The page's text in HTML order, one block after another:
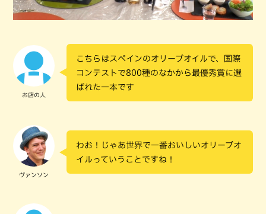
お店の人
こちらはスペインのオリーブオイルで、国際
コンテストで800種のなかから最優秀賞に選
ばれた一本です
ヴァンソン
わお！じゃあ世界で一番おいしいオリーブオ
イルっていうことですね！